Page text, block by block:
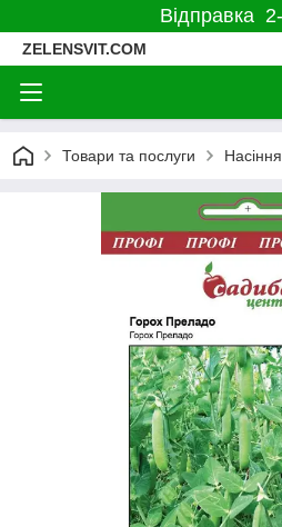
Відправка
ZELENSVIT.COM
Товари та послуги Насіння